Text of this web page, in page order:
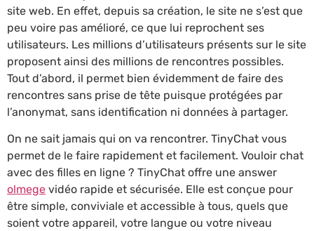
site web. En effet, depuis sa création, le site ne s’est que
peu voire pas amélioré, ce que lui reprochent ses
utilisateurs. Les millions d’utilisateurs présents sur le site
proposent ainsi des millions de rencontres possibles.
Tout d’abord, il permet bien évidemment de faire des
rencontres sans prise de tête puisque protégées par
l’anonymat, sans identification ni données à partager.
On ne sait jamais qui on va rencontrer. TinyChat vous
permet de le faire rapidement et facilement. Vouloir chat
avec des filles en ligne ? TinyChat offre une answer
olmege vidéo rapide et sécurisée. Elle est conçue pour
être simple, conviviale et accessible à tous, quels que
soient votre appareil, votre langue ou votre niveau